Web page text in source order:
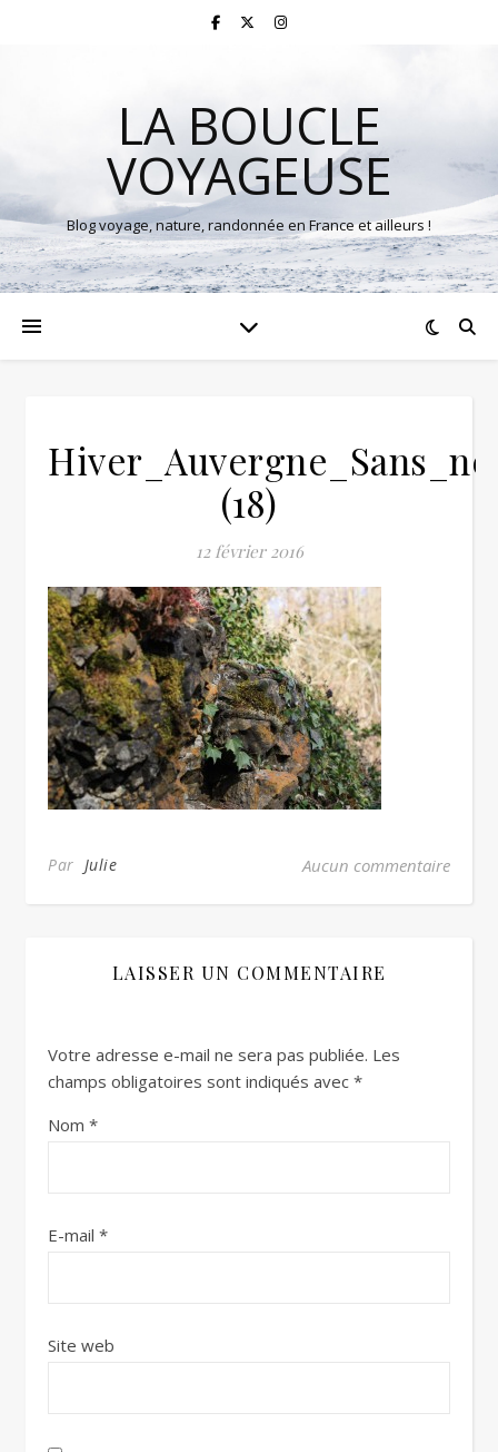
LA BOUCLE
VOYAGEUSE
Blog voyage, nature, randonnée en France et ailleurs !
(18)
12 février 2016
Par Julie Aucun commentaire
LAISSER UN COMMENTAIRE
Votre adresse e-mail ne sera pas publiée. Les
champs obligatoires sont indiqués avec *
Nom *
E-mail *
Site web